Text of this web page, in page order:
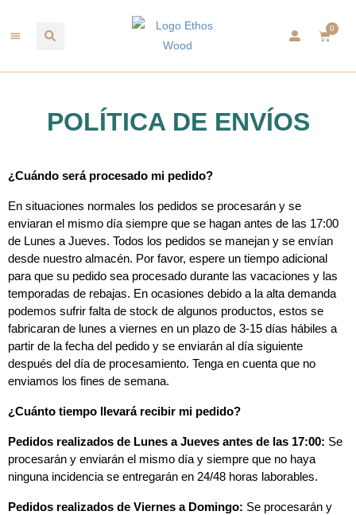
0
POLÍTICA DE ENVÍOS
¿Cuándo será procesado mi pedido?
En situaciones normales los pedidos se procesarán y se
enviaran el mismo día siempre que se hagan antes de las 17:00
de Lunes a Jueves. Todos los pedidos se manejan y se envían
desde nuestro almacén. Por favor, espere un tiempo adicional
para que su pedido sea procesado durante las vacaciones y las
temporadas de rebajas. En ocasiones debido a la alta demanda
podemos sufrir falta de stock de algunos productos, estos se
fabricaran de lunes a viernes en un plazo de 3-15 días hábiles a
partir de la fecha del pedido y se enviarán al día siguiente
después del día de procesamiento. Tenga en cuenta que no
enviamos los fines de semana.
¿Cuánto tiempo llevará recibir mi pedido?
Pedidos realizados de Lunes a Jueves antes de las 17:00: Se
procesarán y enviarán el mismo día y siempre que no haya
ninguna incidencia se entregarán en 24/48 horas laborables.
Pedidos realizados de Viernes a Domingo: Se procesarán y